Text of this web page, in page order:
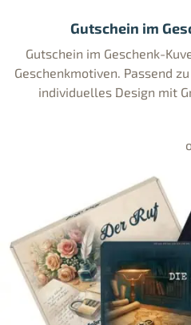
Gutschein im
Gutschein im Geschenk-
Geschenkmotiven. Passend
individuelles Design mit